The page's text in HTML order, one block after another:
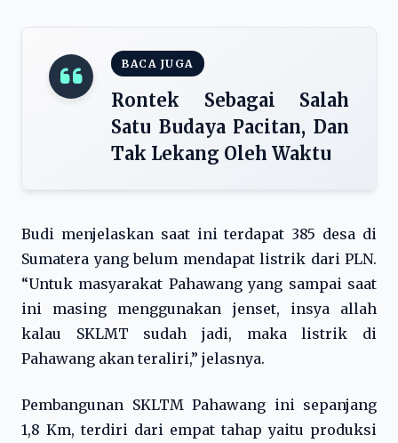
BACA JUGA
Rontek Sebagai Salah
Satu Budaya Pacitan, Dan
Tak Lekang Oleh Waktu
Budi menjelaskan saat ini terdapat 385 desa di
Sumatera yang belum mendapat listrik dari PLN.
“Untuk masyarakat Pahawang yang sampai saat
ini masing menggunakan jenset, insya allah
kalau SKLMT sudah jadi, maka listrik di
Pahawang akan teraliri,” jelasnya.
Pembangunan SKLTM Pahawang ini sepanjang
1,8 Km, terdiri dari empat tahap yaitu produksi